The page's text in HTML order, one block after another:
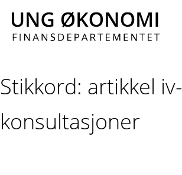
innhold
Stikkord: artikkel iv-
konsultasjoner